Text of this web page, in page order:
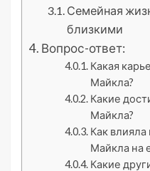
Семейная
близкими
Вопрос-ответ:
Какая
Майкла?
Какие
Майкла?
Как
Майкла на
Какие